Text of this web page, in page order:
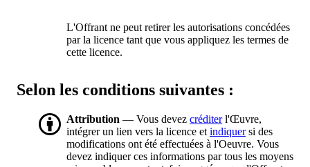
L'Offrant ne peut retirer les autorisations concédées
par la licence tant que vous appliquez les termes de
cette licence.
Selon les conditions suivantes :
Attribution — Vous devez créditerl'Œuvre,
intégrer un lien vers la licence et indiquersi des
modifications ont été effectuées à l'Oeuvre. Vous
devez indiquer ces informations par tous les moyens